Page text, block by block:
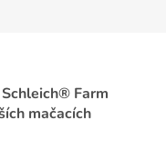
Farm
mačacích